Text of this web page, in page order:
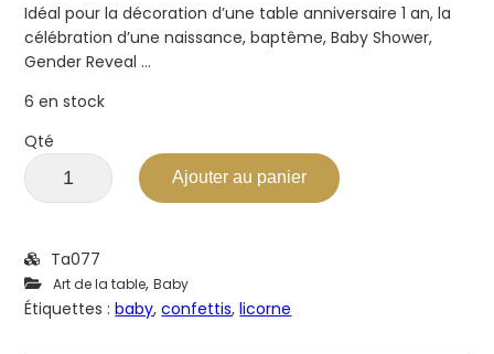
Idéal pour la décoration d’une table anniversaire 1 an, la
célébration d’une naissance, baptême, Baby Shower,
Gender Reveal …
6 en stock
Qté
Ajouter au panier
Ta077
Art de la table,Baby
Étiquettes :baby,confettis,licorne